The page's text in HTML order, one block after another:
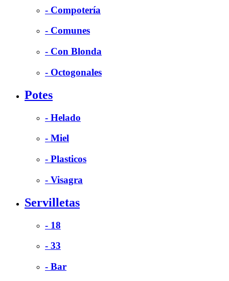
- Compotería
- Comunes
- Con Blonda
- Octogonales
Potes
- Helado
- Miel
- Plasticos
- Visagra
Servilletas
- 18
- 33
- Bar